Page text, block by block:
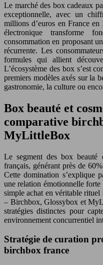
Le marché des box cadeaux
exceptionnelle, avec un
millions d’euros en France
électronique transforme
consommation en proposant
récurrente. Les
formules qui allient
L’écosystème des box s’est
premiers modèles axés sur la
gastronomie, la culture ou
Box beauté et
comparative
MyLittleBox
Le segment des box beauté
français, générant près de
Cette domination s’explique
une relation émotionnelle forte
simple achat en véritable
– Birchbox, Glossybox et
stratégies distinctes pour
environnement concurrentiel
Stratégie de curation
birchbox france